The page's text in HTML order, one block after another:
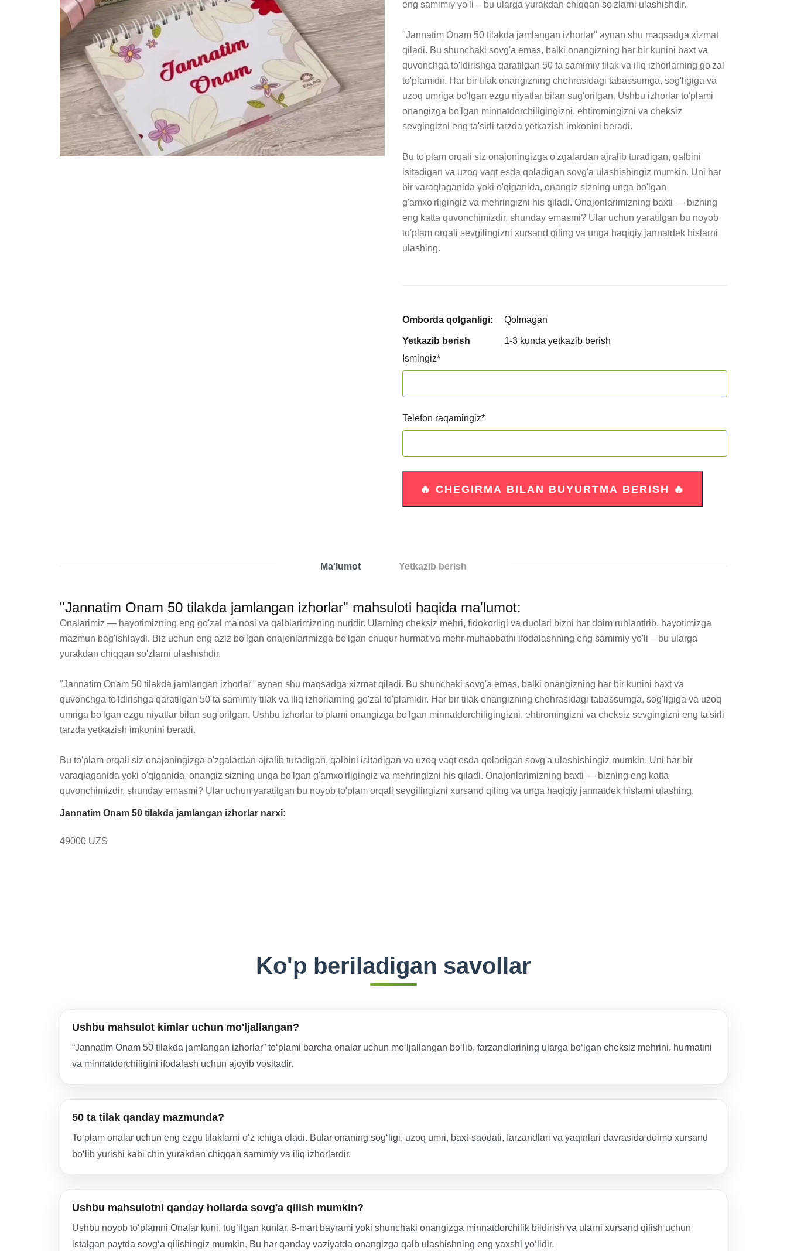
eng samimiy yo'li – bu ularga yurakdan chiqqan so'zlarni ulashishdir.
"Jannatim Onam 50 tilakda jamlangan izhorlar" aynan shu maqsadga xizmat
qiladi. Bu shunchaki sovg'a emas, balki onangizning har bir kunini baxt va
quvonchga to'ldirishga qaratilgan 50 ta samimiy tilak va iliq izhorlarning go'zal
to'plamidir. Har bir tilak onangizning chehrasidagi tabassumga, sog'ligiga va
uzoq umriga bo'lgan ezgu niyatlar bilan sug'orilgan. Ushbu izhorlar to'plami
onangizga bo'lgan minnatdorchiligingizni, ehtiromingizni va cheksiz
sevgingizni eng ta'sirli tarzda yetkazish imkonini beradi.
Bu to'plam orqali siz onajoningizga o'zgalardan ajralib turadigan, qalbini
isitadigan va uzoq vaqt esda qoladigan sovg'a ulashishingiz mumkin. Uni har
bir varaqlaganida yoki o'qiganida, onangiz sizning unga bo'lgan
g'amxo'rligingiz va mehringizni his qiladi. Onajonlarimizning baxti — bizning
eng katta quvonchimizdir, shunday emasmi? Ular uchun yaratilgan bu noyob
to'plam orqali sevgilingizni xursand qiling va unga haqiqiy jannatdek hislarni
ulashing.
Omborda qolganligi: Qolmagan
Yetkazib berish
1-3 kunda yetkazib berish
Ismingiz*
Telefon raqamingiz*
Ma'lumot Yetkazib berish
"Jannatim Onam 50 tilakda jamlangan izhorlar" mahsuloti haqida ma'lumot:
Onalarimiz — hayotimizning eng go'zal ma'nosi va qalblarimizning nuridir. Ularning cheksiz mehri, fidokorligi va duolari bizni har doim ruhlantirib, hayotimizga
mazmun bag'ishlaydi. Biz uchun eng aziz bo'lgan onajonlarimizga bo'lgan chuqur hurmat va mehr-muhabbatni ifodalashning eng samimiy yo'li – bu ularga
yurakdan chiqqan so'zlarni ulashishdir.
"Jannatim Onam 50 tilakda jamlangan izhorlar" aynan shu maqsadga xizmat qiladi. Bu shunchaki sovg'a emas, balki onangizning har bir kunini baxt va
quvonchga to'ldirishga qaratilgan 50 ta samimiy tilak va iliq izhorlarning go'zal to'plamidir. Har bir tilak onangizning chehrasidagi tabassumga, sog'ligiga va uzoq
umriga bo'lgan ezgu niyatlar bilan sug'orilgan. Ushbu izhorlar to'plami onangizga bo'lgan minnatdorchiligingizni, ehtiromingizni va cheksiz sevgingizni eng ta'sirli
tarzda yetkazish imkonini beradi.
Bu to'plam orqali siz onajoningizga o'zgalardan ajralib turadigan, qalbini isitadigan va uzoq vaqt esda qoladigan sovg'a ulashishingiz mumkin. Uni har bir
varaqlaganida yoki o'qiganida, onangiz sizning unga bo'lgan g'amxo'rligingiz va mehringizni his qiladi. Onajonlarimizning baxti — bizning eng katta
quvonchimizdir, shunday emasmi? Ular uchun yaratilgan bu noyob to'plam orqali sevgilingizni xursand qiling va unga haqiqiy jannatdek hislarni ulashing.
Jannatim Onam 50 tilakda jamlangan izhorlar narxi:
49000 UZS
Ko'p beriladigan savollar
Ushbu mahsulot kimlar uchun mo'ljallangan?
“Jannatim Onam 50 tilakda jamlangan izhorlar” to‘plami barcha onalar uchun mo‘ljallangan bo‘lib, farzandlarining ularga bo‘lgan cheksiz mehrini, hurmatini
va minnatdorchiligini ifodalash uchun ajoyib vositadir.
50 ta tilak qanday mazmunda?
To‘plam onalar uchun eng ezgu tilaklarni o‘z ichiga oladi. Bular onaning sog‘ligi, uzoq umri, baxt-saodati, farzandlari va yaqinlari davrasida doimo xursand
bo‘lib yurishi kabi chin yurakdan chiqqan samimiy va iliq izhorlardir.
Ushbu mahsulotni qanday hollarda sovg'a qilish mumkin?
Ushbu noyob to‘plamni Onalar kuni, tug‘ilgan kunlar, 8-mart bayrami yoki shunchaki onangizga minnatdorchilik bildirish va ularni xursand qilish uchun
istalgan paytda sovg‘a qilishingiz mumkin. Bu har qanday vaziyatda onangizga qalb ulashishning eng yaxshi yo‘lidir.